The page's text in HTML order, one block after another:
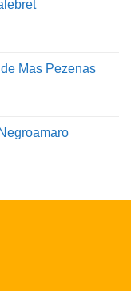
đỏ.
có lợi từ quá trình
có thể được gạn
hương vị rượu.
Mas Pezenas